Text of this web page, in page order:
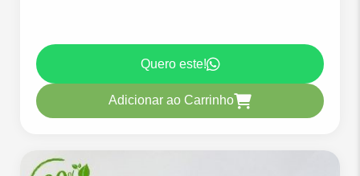
Quero este!
Adicionar ao Carrinho